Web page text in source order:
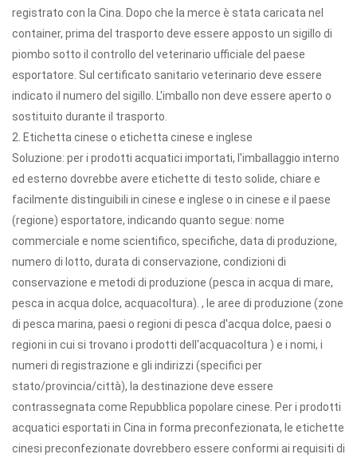
registrato con la Cina. Dopo che la merce è stata caricata nel
container, prima del trasporto deve essere apposto un sigillo di
piombo sotto il controllo del veterinario ufficiale del paese
esportatore. Sul certificato sanitario veterinario deve essere
indicato il numero del sigillo. L'imballo non deve essere aperto o
sostituito durante il trasporto.
2. Etichetta cinese o etichetta cinese e inglese
Soluzione: per i prodotti acquatici importati, l'imballaggio interno
ed esterno dovrebbe avere etichette di testo solide, chiare e
facilmente distinguibili in cinese e inglese o in cinese e il paese
(regione) esportatore, indicando quanto segue: nome
commerciale e nome scientifico, specifiche, data di produzione,
numero di lotto, durata di conservazione, condizioni di
conservazione e metodi di produzione (pesca in acqua di mare,
pesca in acqua dolce, acquacoltura). , le aree di produzione (zone
di pesca marina, paesi o regioni di pesca d'acqua dolce, paesi o
regioni in cui si trovano i prodotti dell'acquacoltura ) e i nomi, i
numeri di registrazione e gli indirizzi (specifici per
stato/provincia/città), la destinazione deve essere
contrassegnata come Repubblica popolare cinese. Per i prodotti
acquatici esportati in Cina in forma preconfezionata, le etichette
cinesi preconfezionate dovrebbero essere conformi ai requisiti di